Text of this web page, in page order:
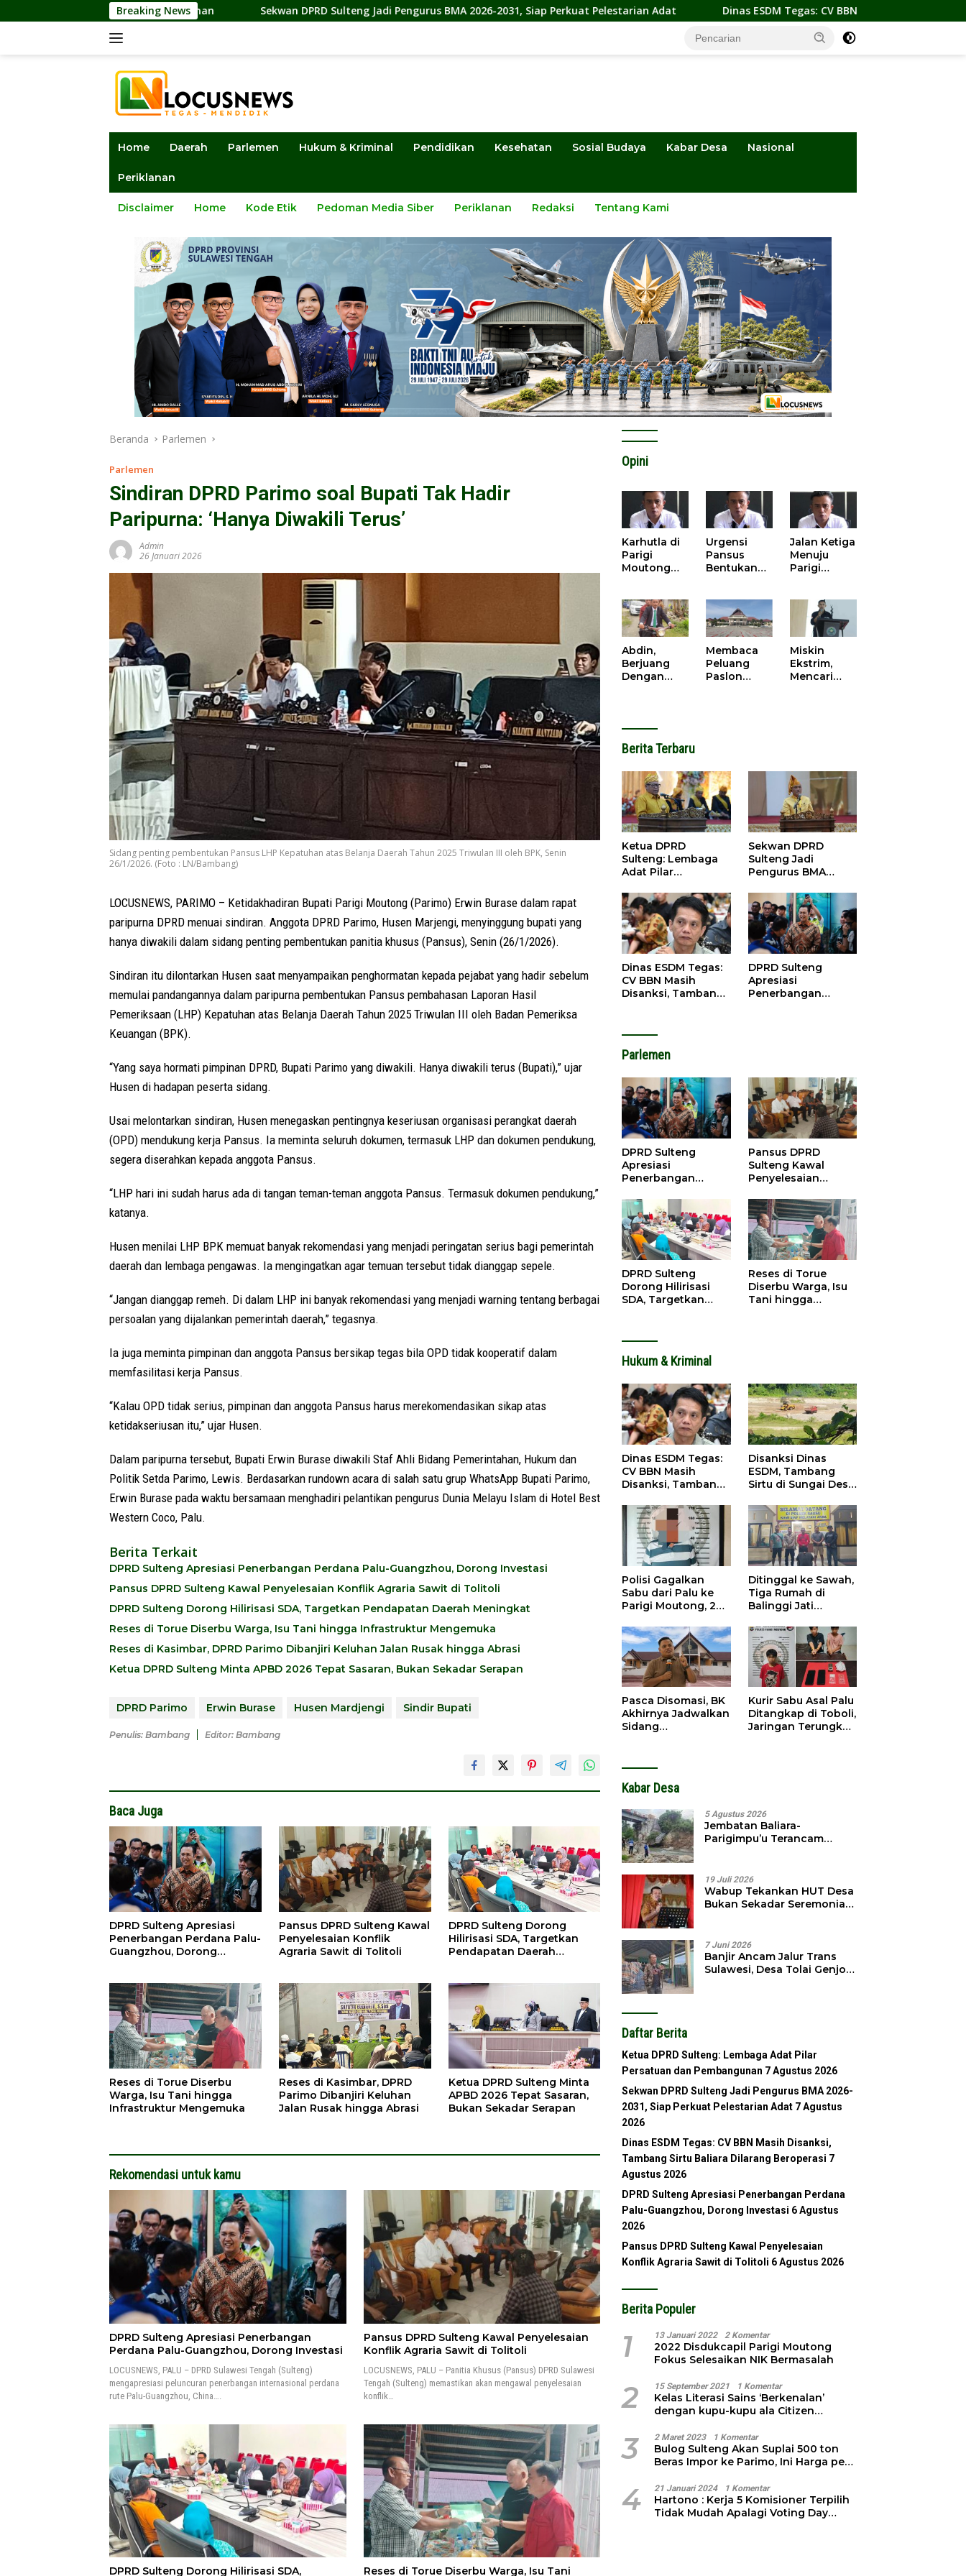
ke
Breaking News
Sekwan DPRD Sulteng Jadi Pengurus BMA 2026-2031, Siap Perkuat Pelestarian Adat Dinas ESDM Tegas: CV BBN Masih Disanksi, Tambang Sirtu Baliara
Home Daerah Parlemen Hukum & Kriminal Pendidikan Kesehatan Sosial Budaya Kabar Desa Nasional
Periklanan
Disclaimer Home Kode Etik Pedoman Media Siber Periklanan Redaksi Tentang Kami
Beranda Parlemen
Parlemen
Sindiran DPRD Parimo soal Bupati Tak Hadir
Paripurna: ‘Hanya Diwakili Terus’
Admin
26 Januari 2026
Sidang penting pembentukan Pansus LHP Kepatuhan atas Belanja Daerah Tahun 2025 Triwulan III oleh BPK, Senin
26/1/2026. (Foto : LN/Bambang)
LOCUSNEWS, PARIMO – Ketidakhadiran Bupati Parigi Moutong (Parimo) Erwin Burase dalam rapat
paripurna DPRD menuai sindiran. Anggota DPRD Parimo, Husen Marjengi, menyinggung bupati yang
hanya diwakili dalam sidang penting pembentukan panitia khusus (Pansus), Senin (26/1/2026).
Sindiran itu dilontarkan Husen saat menyampaikan penghormatan kepada pejabat yang hadir sebelum
memulai pandangannya dalam paripurna pembentukan Pansus pembahasan Laporan Hasil
Pemeriksaan (LHP) Kepatuhan atas Belanja Daerah Tahun 2025 Triwulan III oleh Badan Pemeriksa
Keuangan (BPK).
“Yang saya hormati pimpinan DPRD, Bupati Parimo yang diwakili. Hanya diwakili terus (Bupati),” ujar
Husen di hadapan peserta sidang.
Usai melontarkan sindiran, Husen menegaskan pentingnya keseriusan organisasi perangkat daerah
(OPD) mendukung kerja Pansus. Ia meminta seluruh dokumen, termasuk LHP dan dokumen pendukung,
segera diserahkan kepada anggota Pansus.
“LHP hari ini sudah harus ada di tangan teman-teman anggota Pansus. Termasuk dokumen pendukung,”
katanya.
Husen menilai LHP BPK memuat banyak rekomendasi yang menjadi peringatan serius bagi pemerintah
daerah dan lembaga pengawas. Ia mengingatkan agar temuan tersebut tidak dianggap sepele.
“Jangan dianggap remeh. Di dalam LHP ini banyak rekomendasi yang menjadi warning tentang berbagai
persoalan yang dijalankan pemerintah daerah,” tegasnya.
Ia juga meminta pimpinan dan anggota Pansus bersikap tegas bila OPD tidak kooperatif dalam
memfasilitasi kerja Pansus.
“Kalau OPD tidak serius, pimpinan dan anggota Pansus harus merekomendasikan sikap atas
ketidakseriusan itu,” ujar Husen.
Dalam paripurna tersebut, Bupati Erwin Burase diwakili Staf Ahli Bidang Pemerintahan, Hukum dan
Politik Setda Parimo, Lewis. Berdasarkan rundown acara di salah satu grup WhatsApp Bupati Parimo,
Erwin Burase pada waktu bersamaan menghadiri pelantikan pengurus Dunia Melayu Islam di Hotel Best
Western Coco, Palu.
Berita Terkait
DPRD Sulteng Apresiasi Penerbangan Perdana Palu-Guangzhou, Dorong Investasi
Pansus DPRD Sulteng Kawal Penyelesaian Konflik Agraria Sawit di Tolitoli
DPRD Sulteng Dorong Hilirisasi SDA, Targetkan Pendapatan Daerah Meningkat
Reses di Torue Diserbu Warga, Isu Tani hingga Infrastruktur Mengemuka
Reses di Kasimbar, DPRD Parimo Dibanjiri Keluhan Jalan Rusak hingga Abrasi
Ketua DPRD Sulteng Minta APBD 2026 Tepat Sasaran, Bukan Sekadar Serapan
DPRD Parimo Erwin Burase Husen Mardjengi Sindir Bupati
Penulis: Bambang Editor: Bambang
Baca Juga
DPRD Sulteng Apresiasi
Penerbangan Perdana Palu-
Guangzhou, Dorong
Pansus DPRD Sulteng Kawal
Penyelesaian Konflik
Agraria Sawit di Tolitoli
DPRD Sulteng Dorong
Hilirisasi SDA, Targetkan
Pendapatan Daerah
Reses di Torue Diserbu
Warga, Isu Tani hingga
Infrastruktur Mengemuka
Reses di Kasimbar, DPRD
Parimo Dibanjiri Keluhan
Jalan Rusak hingga Abrasi
Ketua DPRD Sulteng Minta
APBD 2026 Tepat Sasaran,
Bukan Sekadar Serapan
Rekomendasi untuk kamu
DPRD Sulteng Apresiasi Penerbangan
Perdana Palu-Guangzhou, Dorong Investasi
LOCUSNEWS, PALU – DPRD Sulawesi Tengah (Sulteng)
mengapresiasi peluncuran penerbangan internasional perdana
rute Palu-Guangzhou, China….
Pansus DPRD Sulteng Kawal Penyelesaian
Konflik Agraria Sawit di Tolitoli
LOCUSNEWS, PALU – Panitia Khusus (Pansus) DPRD Sulawesi
Tengah (Sulteng) memastikan akan mengawal penyelesaian
konflik…
DPRD Sulteng Dorong Hilirisasi SDA, Reses di Torue Diserbu Warga, Isu Tani
Opini
Karhutla di
Parigi
Moutong
Tantangan
Tata Kelola
Mitigasi
Bencana
Urgensi
Pansus
Bentukan
Kisruh
Pengusulan
52 Titik
WPR di
Parigi
Moutong.
Jalan Ketiga
Menuju
Parigi
Beradab
Abdin,
Berjuang
Dengan
Naik Motor
Butut
Membaca
Peluang
Paslon
Miskin
Ekstrim,
Mencari
Berita Terbaru
Ketua DPRD
Sulteng: Lembaga
Adat Pilar
Pembangunan
Sekwan DPRD
Sulteng Jadi
Pengurus BMA
Perkuat Pelestarian
Adat
Dinas ESDM Tegas:
CV BBN Masih
Disanksi, Tambang
DPRD Sulteng
Apresiasi
Penerbangan
Parlemen
DPRD Sulteng
Apresiasi
Penerbangan
Guangzhou, Dorong
Investasi
Pansus DPRD
Sulteng Kawal
Penyelesaian
Sawit di Tolitoli
DPRD Sulteng
Dorong Hilirisasi
SDA, Targetkan
Reses di Torue
Diserbu Warga, Isu
Tani hingga
Hukum & Kriminal
Dinas ESDM Tegas:
CV BBN Masih
Disanksi, Tambang
Dilarang Beroperasi
Disanksi Dinas
ESDM, Tambang
Sirtu di Sungai Desa
Polisi Gagalkan
Sabu dari Palu ke
Parigi Moutong, 2
Ditangkap
Ditinggal ke Sawah,
Tiga Rumah di
Balinggi Jati
Ditangkap Dini Hari
Pasca Disomasi, BK
Akhirnya Jadwalkan
Sidang
Kurir Sabu Asal Palu
Ditangkap di Toboli,
Jaringan Terungkap
Kabar Desa
5 Agustus 2026
Jembatan Baliara-
Parigimpu’u Terancam
19 Juli 2026
Wabup Tekankan HUT Desa
Bukan Sekadar Seremonial,
7 Juni 2026
Banjir Ancam Jalur Trans
Sulawesi, Desa Tolai Genjot
Daftar Berita
Ketua DPRD Sulteng: Lembaga Adat Pilar
Persatuan dan Pembangunan 7 Agustus 2026
Sekwan DPRD Sulteng Jadi Pengurus BMA 2026-
2031, Siap Perkuat Pelestarian Adat 7 Agustus
2026
Dinas ESDM Tegas: CV BBN Masih Disanksi,
Tambang Sirtu Baliara Dilarang Beroperasi 7
Agustus 2026
DPRD Sulteng Apresiasi Penerbangan Perdana
Palu-Guangzhou, Dorong Investasi 6 Agustus
2026
Pansus DPRD Sulteng Kawal Penyelesaian
Konflik Agraria Sawit di Tolitoli 6 Agustus 2026
Berita Populer
1 13 Januari 2022 2 Komentar
2022 Disdukcapil Parigi Moutong
Fokus Selesaikan NIK Bermasalah
2 15 September 2021 1 Komentar
Kelas Literasi Sains ‘Berkenalan’
dengan kupu-kupu ala Citizen
3 2 Maret 2023 1 Komentar
Bulog Sulteng Akan Suplai 500 ton
Beras Impor ke Parimo, Ini Harga per
4 21 Januari 2024 1 Komentar
Hartono : Kerja 5 Komisioner Terpilih
Tidak Mudah Apalagi Voting Day